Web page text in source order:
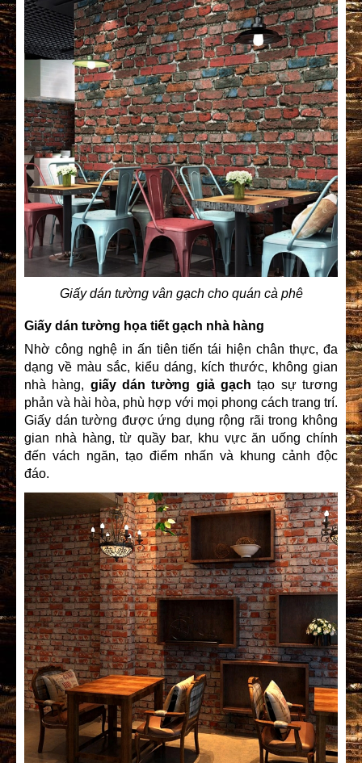
Giấy dán tường vân gạch cho quán cà phê
Giấy dán tường họa tiết gạch nhà hàng
Nhờ công nghệ in ấn tiên tiến tái hiện chân thực, đa
dạng về màu sắc, kiểu dáng, kích thước, không gian
nhà hàng, giấy dán tường giả gạch tạo sự tương
phản và hài hòa, phù hợp với mọi phong cách trang trí.
Giấy dán tường được ứng dụng rộng rãi trong không
gian nhà hàng, từ quầy bar, khu vực ăn uống chính
đến vách ngăn, tạo điểm nhấn và khung cảnh độc
đáo.